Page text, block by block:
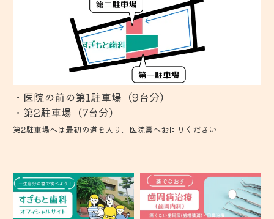
・医院の前の第1駐車場（9台分）
第2駐車場へは最初の道を入り、医院裏へお回りください